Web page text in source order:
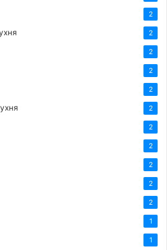
2
2
2
2
2
2
2
2
2
2
2
1
1